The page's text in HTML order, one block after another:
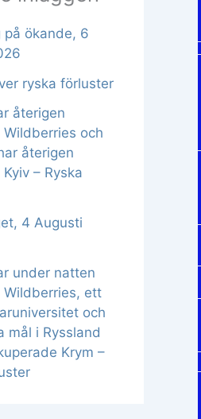
på ökande, 6
ryska förluster
återigen
och
återigen
– Ryska
4 Augusti
under natten
ett
och
mål i Ryssland
Krym –